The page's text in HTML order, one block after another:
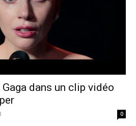
dans un clip vidéo
0